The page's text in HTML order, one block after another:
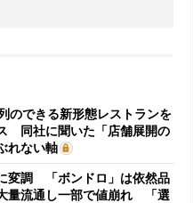
のできる新形態レストランを
同社に聞いた「店舗展開の
れない軸
変調 「ボンドロ」は依然品
量流通し一部で値崩れ 「選